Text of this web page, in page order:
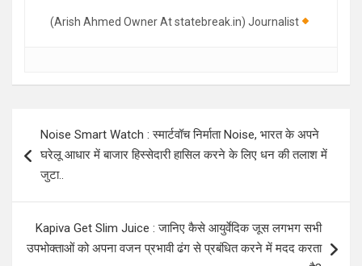
(Arish Ahmed Owner At statebreak.in) Journalist
navigation
Noise Smart Watch : स्मार्टवॉच निर्माता Noise, भारत के अपने
घरेलू आधार में बाजार हिस्सेदारी हासिल करने के लिए धन की तलाश में
जुटा..
Kapiva Get Slim Juice : जानिए कैसे आयुर्वेदिक जूस लगभग सभी
उपभोक्ताओं को अपना वजन प्रभावी ढंग से प्रबंधित करने में मदद करता